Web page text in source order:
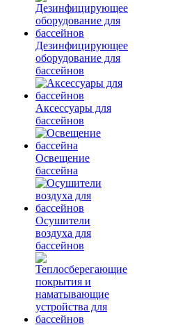
Дезинфицирующее
оборудование для
бассейнов
Аксессуары для
бассейнов
Освещение
бассейна
Осушители
воздуха для
бассейнов